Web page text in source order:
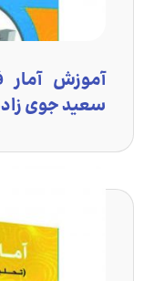
آموزش آمار
سعید جوی